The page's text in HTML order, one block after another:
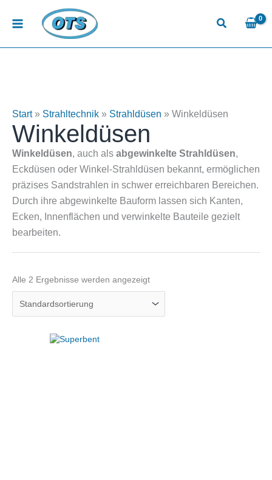
springen
Start» Strahltechnik » Strahldüsen » Winkeldüsen
Winkeldüsen
Winkeldüsen, auch als abgewinkelte Strahldüsen,
Eckdüsen oder Winkel-Strahldüsen bekannt, ermöglichen
präzises Sandstrahlen in schwer erreichbaren Bereichen.
Durch ihre abgewinkelte Bauform lassen sich Kanten,
Ecken, Innenflächen und verwinkelte Bauteile gezielt
bearbeiten.
Alle 2 Ergebnisse werden angezeigt